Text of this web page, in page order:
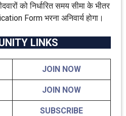
को निर्धारित समय सीमा के भीतर
Form भरना अनिवार्य होगा।
LINKS
JOIN NOW
JOIN NOW
SUBSCRIBE